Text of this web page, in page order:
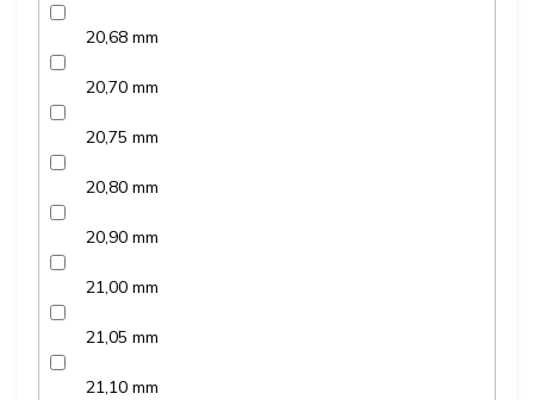
20,68 mm
20,70 mm
20,75 mm
20,80 mm
20,90 mm
21,00 mm
21,05 mm
21,10 mm